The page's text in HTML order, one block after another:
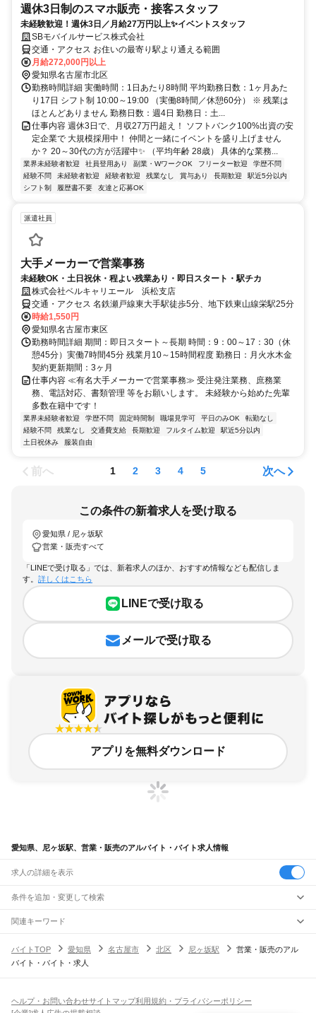
週休3日制のスマホ販売・接客スタッフ
未経験歓迎！週休3日／月給27万円以上✨イベントスタッフ
SBモバイルサービス株式会社
交通・アクセス お住いの最寄り駅より通える範囲
月給272,000円以上
愛知県名古屋市北区
勤務時間詳細 実働時間：1日あたり8時間 平均勤務日数：1ヶ月あた
り17日 シフト制 10:00～19:00 （実働8時間／休憩60分） ※ 残業は
ほとんどありません 勤務日数：週4日 勤務日：土...
仕事内容 週休3日で、月収27万円超え！ ソフトバンク100%出資の安
定企業で 大規模採用中！ 仲間と一緒にイベントを盛り上げません
か？ 20～30代の方が活躍中✨ （平均年齢 28歳） 具体的な業務...
業界未経験者歓迎 社員登用あり 副業・WワークOK フリーター歓迎
学歴不問
経験不問
未経験者歓迎 経験者歓迎 残業なし 賞与あり 長期歓迎
駅近5分以内
シフト制
履歴書不要 友達と応募OK
派遣社員
大手メーカーで営業事務
未経験OK・土日祝休・程よい残業あり・即日スタート・駅チカ
株式会社ベルキャリエール 浜松支店
交通・アクセス 名鉄瀬戸線東大手駅徒歩5分、地下鉄東山線栄駅25分
時給1,550円
愛知県名古屋市東区
勤務時間詳細 期間：即日スタート～長期 時間：9：00～17：30（休
憩45分）実働7時間45分 残業月10～15時間程度 勤務日：月火水木金
契約更新期間：3ヶ月
仕事内容 ≪有名大手メーカーで営業事務≫ 受注発注業務、庶務業
務、電話対応、書類管理 等をお願いします。 未経験から始めた先輩
多数在籍中です！
業界未経験者歓迎 学歴不問 固定時間制 職場見学可 平日のみOK
転勤なし
経験不問
残業なし 交通費支給 長期歓迎 フルタイム歓迎
駅近5分以内
土日祝休み
服装自由
前へ 1 2 3 4 5 次へ
この条件の新着求人を受け取る
愛知県 / 尼ヶ坂駅
営業・販売すべて
「LINEで受け取る」では、新着求人のほか、おすすめ情報なども配信しま
す。 詳しくはこちら
LINEで受け取る
メールで受け取る
アプリを無料ダウンロード
愛知県、尼ヶ坂駅、営業・販売のアルバイト・バイト求人情報
求人の詳細を表示
条件を追加・変更して検索
市区町村を追加・変更
愛知県すべて
名古屋市 すべて
豊橋市岡崎市一宮市瀬戸市半田市春日井市豊川市津島市碧南市刈谷市
駅を追加・変更
職種を追加・変更
飲食・フードサービスすべて
ホールスタッフキッチンスタッフ
人気
関連キーワード
バイトTOP
愛知県 名古屋市 北区 尼ヶ坂駅
営業・販売のアル
バイト・バイト・求人
ヘルプ・お問い合わせサイトマップ利用規約・プライバシーポリシー